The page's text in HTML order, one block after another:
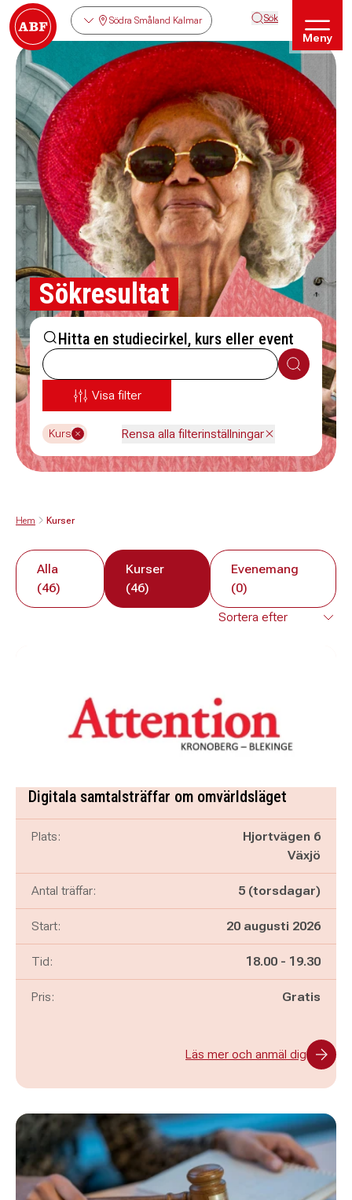
Södra Småland Kalmar Sök
Meny
Sökresultat
Hitta en studiecirkel, kurs eller event
Sök
Visa filter
Kurs Rensa alla filterinställningar
Hem Kurser
Alla
(46)
Kurser
(46)
Evenemang
(0)
Digitala samtalsträffar om omvärldsläget
Plats:
Hjortvägen 6
Växjö
Antal träffar: 5 (torsdagar)
Start: 20 augusti 2026
Tid: Pågår mellan
18.00 - och
19.30
Pris: Gratis
Läs mer och anmäl dig